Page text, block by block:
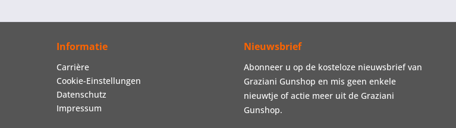
Informatie
Carrière
Cookie-Einstellungen
Datenschutz
Impressum
Nieuwsbrief
Abonneer u op de kosteloze nieuwsbrief van
Graziani Gunshop en mis geen enkele
nieuwtje of actie meer uit de Graziani
Gunshop.